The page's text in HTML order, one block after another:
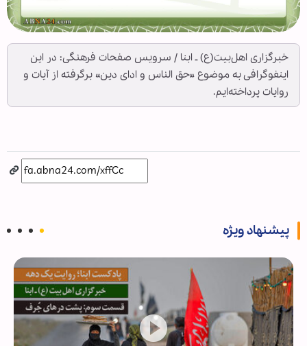
خبرگزاری اهل‌بیت(ع) ـ ابنا / سرویس صفحات فرهنگی: در این
اینفوگرافی به موضوع «حق الناس و ادای دین» برگرفته از آیات و
روایات پرداخته‌ایم.
پیشنهاد ویژه